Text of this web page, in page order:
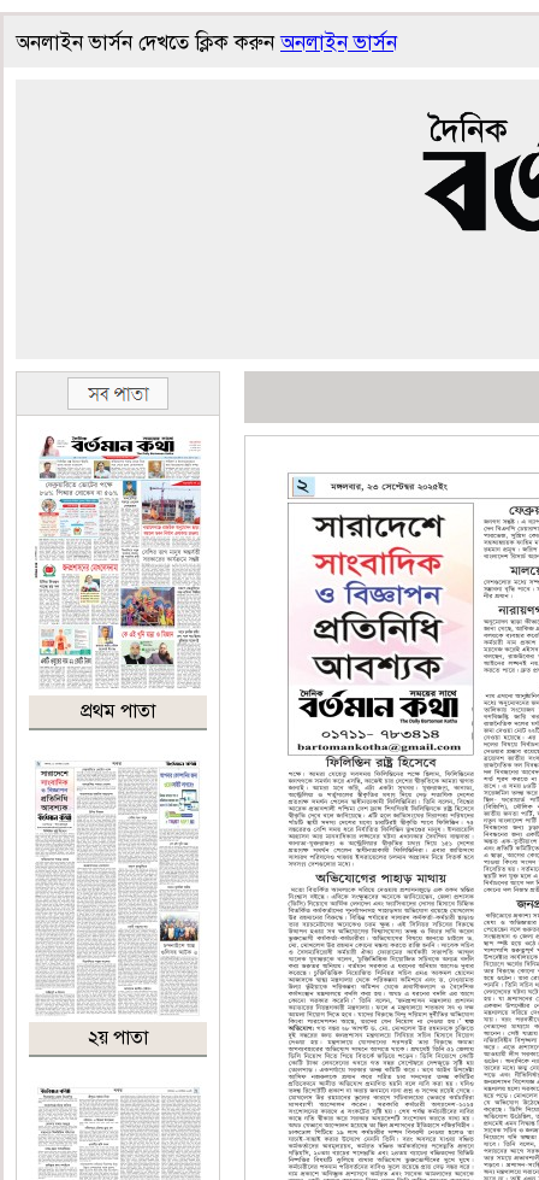
অনলাইন ভার্সন দেখতে ক্লিক করুনঅনলাইন ভার্সন
প্রথম পাতা
২য় পাতা